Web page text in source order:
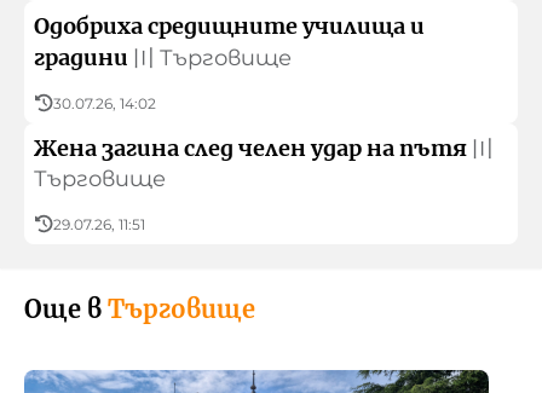
Одобриха средищните училища и
градини 〣 Търговище
30.07.26, 14:02
Жена загина след челен удар на пътя 〣
Търговище
29.07.26, 11:51
Още в Търговище